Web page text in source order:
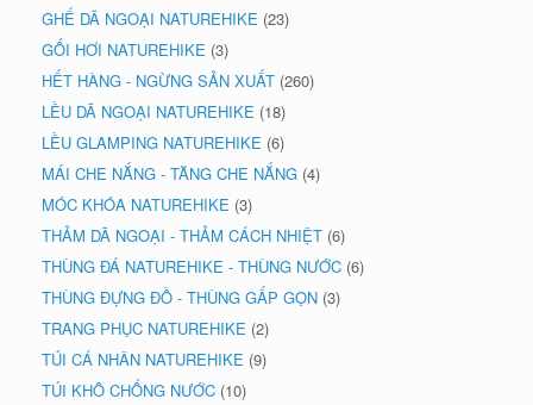
GHẾ DÃ NGOẠI NATUREHIKE (23)
GỐI HƠI NATUREHIKE (3)
HẾT HÀNG - NGỪNG SẢN XUẤT (260)
LỀU DÃ NGOẠI NATUREHIKE (18)
LỀU GLAMPING NATUREHIKE (6)
MÁI CHE NẮNG - TĂNG CHE NẮNG (4)
MÓC KHÓA NATUREHIKE (3)
THẢM DÃ NGOẠI - THẢM CÁCH NHIỆT (6)
THÙNG ĐÁ NATUREHIKE - THÙNG NƯỚC (6)
THÙNG ĐỰNG ĐỒ - THÙNG GẤP GỌN (3)
TRANG PHỤC NATUREHIKE (2)
TÚI CÁ NHÂN NATUREHIKE (9)
TÚI KHÔ CHỐNG NƯỚC (10)